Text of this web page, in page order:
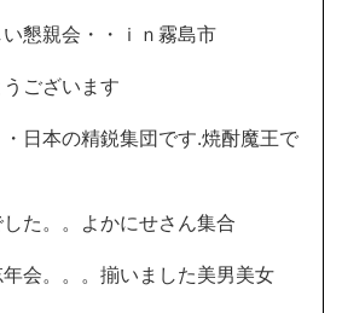
懇親会・・ｉｎ霧島市
ございます
日本の精鋭集団です.焼酎魔王で
た。。よかにせさん集合
会。。。揃いました美男美女